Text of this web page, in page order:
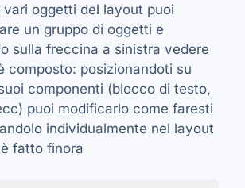
vari oggetti del layout puoi
un gruppo di oggetti e
sulla freccina a sinistra vedere
composto: posizionandoti su
componenti (blocco di testo,
puoi modificarlo come faresti
individualmente nel layout
fatto finora